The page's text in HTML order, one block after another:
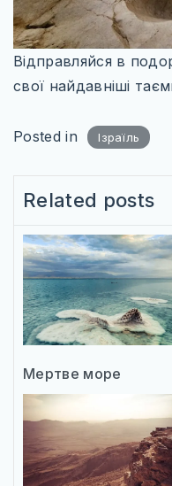
ТРАНСПОРТ_
Відправляйся в
свої найдавніші
Posted in Ізраїль
Related posts
Мертве море